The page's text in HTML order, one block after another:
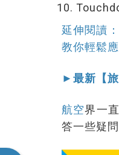
延伸閱讀
教你輕鬆應
►最新【
航空界一
答一些疑問